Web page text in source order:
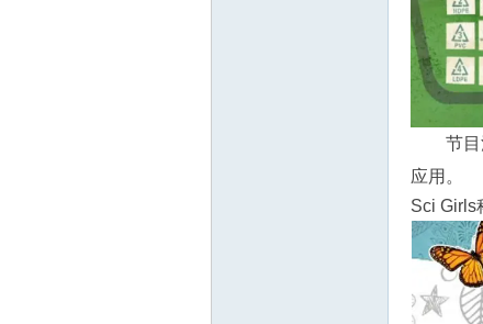
节
应用。
Sci Girls